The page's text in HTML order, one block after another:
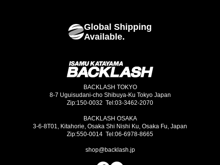
Global Shipping
Available.
BACKLASH TOKYO
8-7 Uguisudani-cho Shibuya-Ku Tokyo Japan
Zip:150-0032 Tel:03-3462-2070
BACKLASH OSAKA
3-6-8T01, Kitahorie, Osaka Shi Nishi Ku, Osaka Fu, Japan
Zip:550-0014 Tel:06-6978-8665
shop@backlash.jp